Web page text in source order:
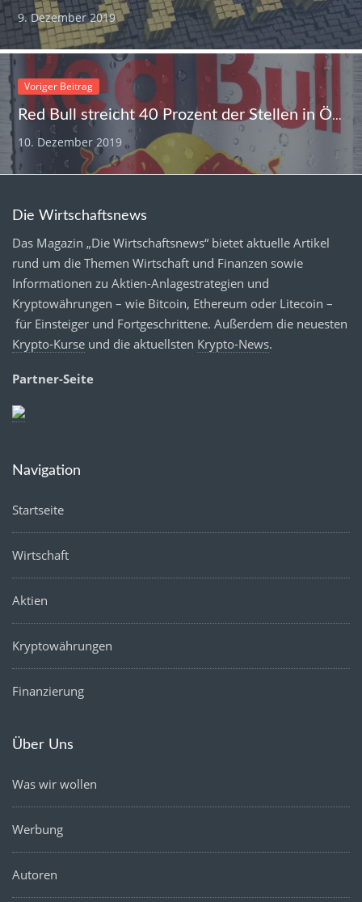
9. Dezember 2019
Voriger Beitrag
Red Bull streicht 40 Prozent der Stellen in Österreich, Gewinn explodiert
10. Dezember 2019
Die Wirtschaftsnews
Das Magazin „Die Wirtschaftsnews“ bietet aktuelle Artikel
rund um die Themen Wirtschaft und Finanzen sowie
Informationen zu Aktien-Anlagestrategien und
Kryptowährungen – wie Bitcoin, Ethereum oder Litecoin –
für Einsteiger und Fortgeschrittene. Außerdem die neuesten
Krypto-Kurse und die aktuellsten Krypto-News.
Partner-Seite
Navigation
Startseite
Wirtschaft
Aktien
Kryptowährungen
Finanzierung
Über Uns
Was wir wollen
Werbung
Autoren